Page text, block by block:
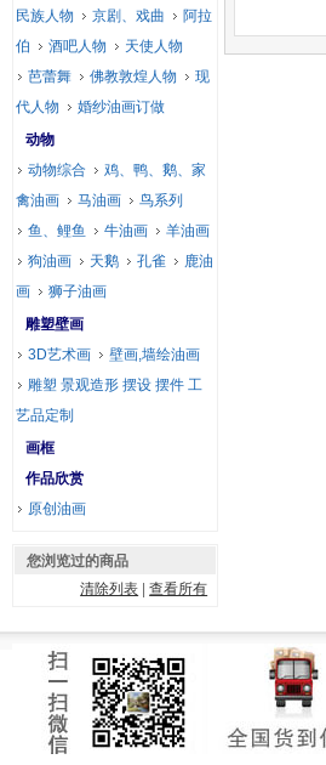
民族人物
京剧、戏曲
阿拉
伯
酒吧人物
天使人物
芭蕾舞
佛教敦煌人物
现
代人物
婚纱油画订做
动物
动物综合
鸡、鸭、鹅、家
禽油画
马油画
鸟系列
鱼、鲤鱼
牛油画
羊油画
狗油画
天鹅 孔雀
鹿油
画
狮子油画
雕塑壁画
3D艺术画
壁画,墙绘油画
雕塑 景观造形 摆设 摆件 工
艺品定制
画框
作品欣赏
原创油画
您浏览过的商品
清除列表 |查看所有